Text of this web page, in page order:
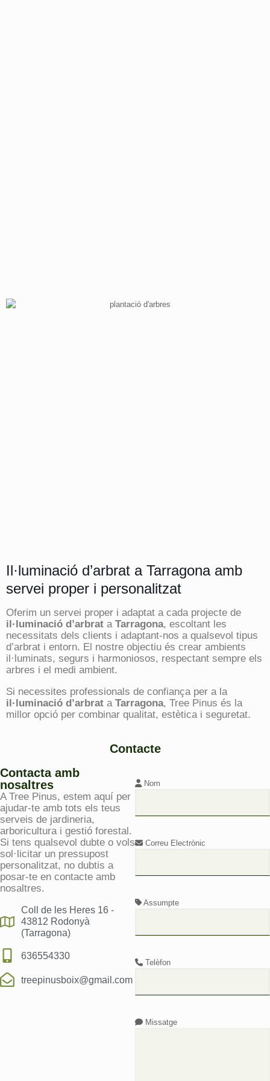
Il·luminació d’arbrat a Tarragona amb
servei proper i personalitzat
Oferim un servei proper i adaptat a cada projecte de
il·luminació d’arbrat aTarragona, escoltant les
necessitats dels clients i adaptant-nos a qualsevol tipus
d’arbrat i entorn. El nostre objectiu és crear ambients
il·luminats, segurs i harmoniosos, respectant sempre els
arbres i el medi ambient.
Si necessites professionals de confiança per a la
il·luminació d’arbrat aTarragona, Tree Pinus és la
millor opció per combinar qualitat, estètica i seguretat.
Contacte
Contacta amb
nosaltres
A Tree Pinus, estem aquí per
ajudar-te amb tots els teus
serveis de jardineria,
arboricultura i gestió forestal.
Si tens qualsevol dubte o vols
sol·licitar un pressupost
personalitzat, no dubtis a
posar-te en contacte amb
nosaltres.
Coll de les Heres 16 -
43812 Rodonyà
(Tarragona)
636554330
treepinusboix@gmail.com
Nom
Correu Electrònic
Assumpte
Telèfon
Missatge